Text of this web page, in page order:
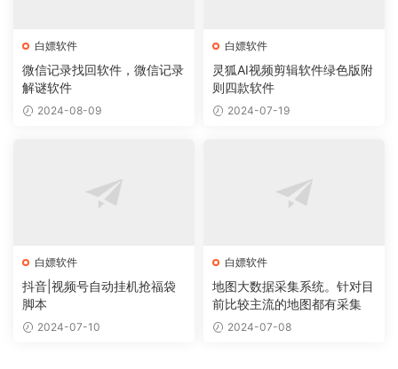
白嫖软件
微信记录找回软件，微信记录
解谜软件
2024-08-09
白嫖软件
灵狐AI视频剪辑软件绿色版附
则四款软件
2024-07-19
白嫖软件
抖音|视频号自动挂机抢福袋
脚本
2024-07-10
白嫖软件
地图大数据采集系统。针对目
前比较主流的地图都有采集
2024-07-08